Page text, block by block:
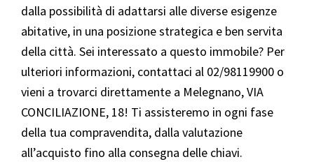
dalla possibilità di adattarsi alle diverse esigenze
abitative, in una posizione strategica e ben servita
della città. Sei interessato a questo immobile? Per
ulteriori informazioni, contattaci al 02/98119900 o
vieni a trovarci direttamente a Melegnano, VIA
CONCILIAZIONE, 18! Ti assisteremo in ogni fase
della tua compravendita, dalla valutazione
all’acquisto fino alla consegna delle chiavi.